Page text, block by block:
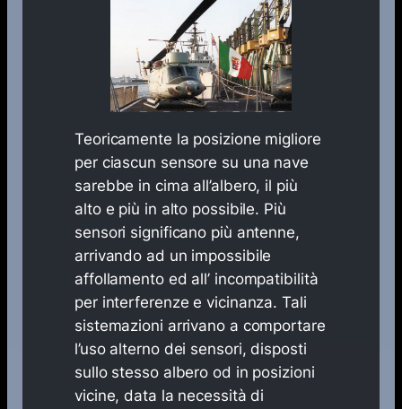
Teoricamente la posizione migliore
per ciascun sensore su una nave
sarebbe in cima all’albero, il più
alto e più in alto possibile. Più
sensori significano più antenne,
arrivando ad un impossibile
affollamento ed all’ incompatibilità
per interferenze e vicinanza. Tali
sistemazioni arrivano a comportare
l’uso alterno dei sensori, disposti
sullo stesso albero od in posizioni
vicine, data la necessità di